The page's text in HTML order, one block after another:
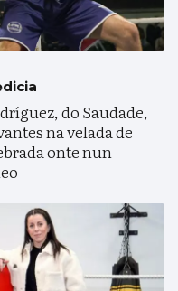
do Saudade,
na velada de
onte nun